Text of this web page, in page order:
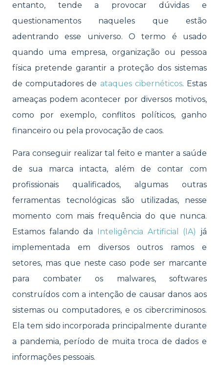
entanto, tende a provocar dúvidas e
questionamentos naqueles que estão
adentrando esse universo. O termo é usado
quando uma empresa, organização ou pessoa
física pretende garantir a proteção dos sistemas
de computadores de ataques cibernéticos. Estas
ameaças podem acontecer por diversos motivos,
como por exemplo, conflitos políticos, ganho
financeiro ou pela provocação de caos.
Para conseguir realizar tal feito e manter a saúde
de sua marca intacta, além de contar com
profissionais qualificados, algumas outras
ferramentas tecnológicas são utilizadas, nesse
momento com mais frequência do que nunca.
Estamos falando da
Inteligência Artificial (IA)
já
implementada em diversos outros ramos e
setores, mas que neste caso pode ser marcante
para combater os malwares, softwares
construídos com a intenção de causar danos aos
sistemas ou computadores, e os cibercriminosos.
Ela tem sido incorporada principalmente durante
a pandemia, período de muita troca de dados e
informações pessoais.